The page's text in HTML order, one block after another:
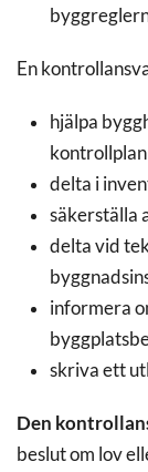
En
hjälpa
kontrollplan
delta i
säkerställa
delta vid
informera
skriva ett
Den
beslut om lov